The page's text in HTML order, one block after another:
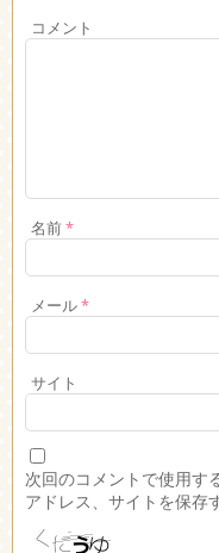
コメント
名前*
メール*
サイト
次回のコメントで使用す
アドレス、サイトを保存